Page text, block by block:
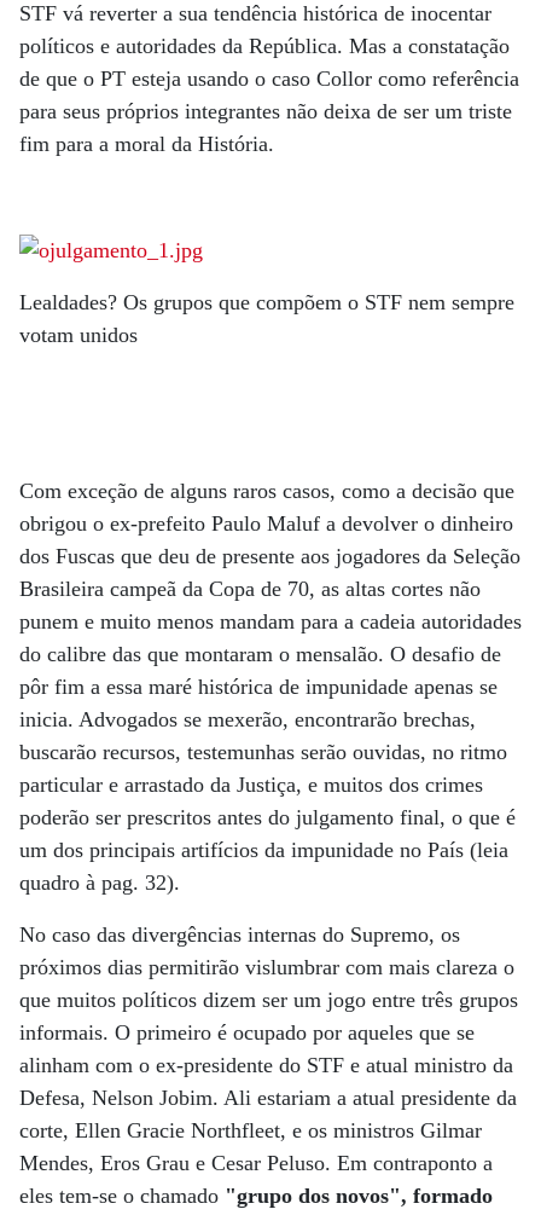
STF vá reverter a sua tendência histórica de inocentar
políticos e autoridades da República. Mas a constatação
de que o PT esteja usando o caso Collor como referência
para seus próprios integrantes não deixa de ser um triste
fim para a moral da História.
Lealdades? Os grupos que compõem o STF nem sempre
votam unidos
Com exceção de alguns raros casos, como a decisão que
obrigou o ex-prefeito Paulo Maluf a devolver o dinheiro
dos Fuscas que deu de presente aos jogadores da Seleção
Brasileira campeã da Copa de 70, as altas cortes não
punem e muito menos mandam para a cadeia autoridades
do calibre das que montaram o mensalão. O desafio de
pôr fim a essa maré histórica de impunidade apenas se
inicia. Advogados se mexerão, encontrarão brechas,
buscarão recursos, testemunhas serão ouvidas, no ritmo
particular e arrastado da Justiça, e muitos dos crimes
poderão ser prescritos antes do julgamento final, o que é
um dos principais artifícios da impunidade no País (leia
quadro à pag. 32).
No caso das divergências internas do Supremo, os
próximos dias permitirão vislumbrar com mais clareza o
que muitos políticos dizem ser um jogo entre três grupos
informais. O primeiro é ocupado por aqueles que se
alinham com o ex-presidente do STF e atual ministro da
Defesa, Nelson Jobim. Ali estariam a atual presidente da
corte, Ellen Gracie Northfleet, e os ministros Gilmar
Mendes, Eros Grau e Cesar Peluso. Em contraponto a
eles tem-se o chamado "grupo dos novos", formado